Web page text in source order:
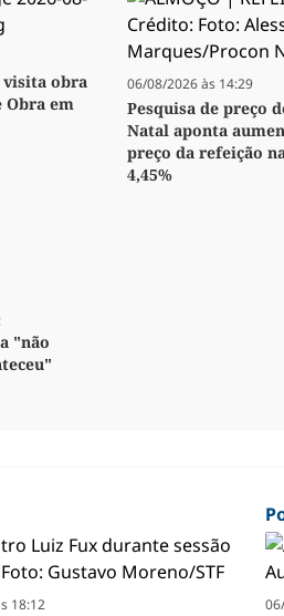
visita obra
Obra em
06/08/2026 às 14:29
Pesquisa de preço
Natal aponta
preço da refeição
4,45%
"não
18:12